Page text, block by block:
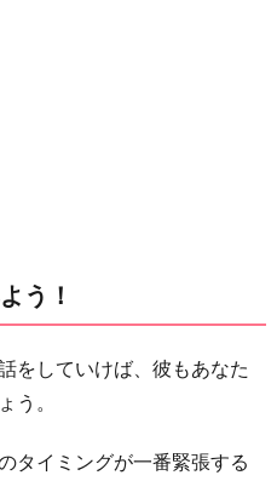
う！
をしていけば、彼もあなた
う。
タイミングが一番緊張する